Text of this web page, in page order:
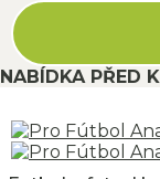
NABÍDKA PŘED